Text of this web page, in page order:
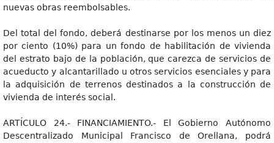
nuevas obras reembolsables.
Del total del fondo, deberá destinarse por los menos un diez
por ciento (10%) para un fondo de habilitación de vivienda
del estrato bajo de la población, que carezca de servicios de
acueducto y alcantarillado u otros servicios esenciales y para
la adquisición de terrenos destinados a la construcción de
vivienda de interés social.
ARTÍCULO 24.- FINANCIAMIENTO.- El Gobierno Autónomo
Descentralizado Municipal Francisco de Orellana, podrá